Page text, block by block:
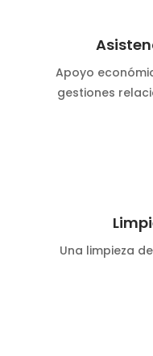
Apoyo
gestiones
Una limpieza